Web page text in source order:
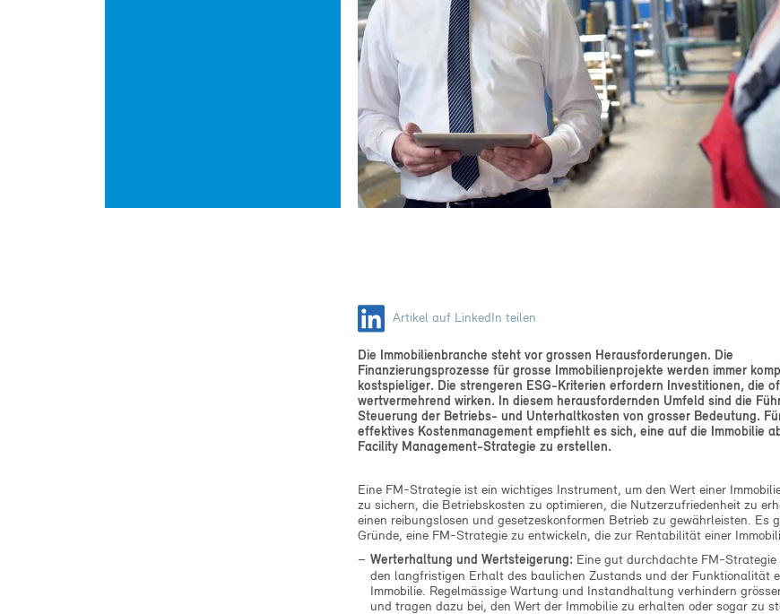
Building project consulting
Real estate consulting
Management consulting
Publications
News
Specialist articles
The project management reference book
Artikel auf LinkedIn teilen
Die Immobilienbranche steht vor grossen Herausforderungen. Die
Finanzierungsprozesse für grosse Immobilienprojekte werden immer
kostspieliger. Die strengeren ESG-Kriterien erfordern Investitionen, die
wertvermehrend wirken. In diesem herausfordernden Umfeld sind die
Steuerung der Betriebs- und Unterhaltkosten von grosser Bedeutung.
effektives Kostenmanagement empfiehlt es sich, eine auf die Immobilie
Facility Management-Strategie zu erstellen.
Eine FM-Strategie ist ein wichtiges Instrument, um den Wert einer
zu sichern, die Betriebskosten zu optimieren, die Nutzerzufriedenheit zu
einen reibungslosen und gesetzeskonformen Betrieb zu gewährleisten. Es
Gründe, eine FM-Strategie zu entwickeln, die zur Rentabilität einer
Werterhaltung und Wertsteigerung: Eine gut durchdachte FM-
den langfristigen Erhalt des baulichen Zustands und der Funktionalität
Immobilie. Regelmässige Wartung und Instandhaltung verhindern
und tragen dazu bei, den Wert der Immobilie zu erhalten oder sogar zu